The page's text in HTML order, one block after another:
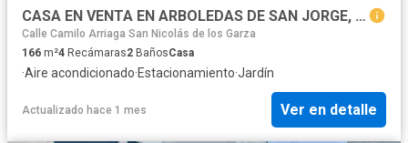
CASA EN VENTA EN ARBOLEDAS DE SAN JORGE, SAN NICOLAS DE LOS GARZA
Calle Camilo Arriaga San Nicolás de los Garza
166 m²4 Recámaras2 BañosCasa
·Aire acondicionado·Estacionamiento·Jardín
Actualizado hace 1 mes Ver en detalle